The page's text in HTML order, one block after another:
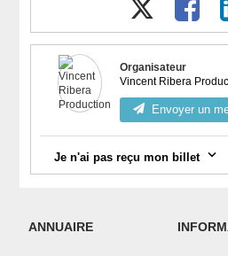
Organisateur
Vincent Ribera
Envoyer un
Je n'ai pas reçu mon billet
Connectez-vous à votre compte
ANNUAIRE